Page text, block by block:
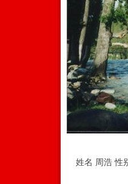
姓名 周浩 性